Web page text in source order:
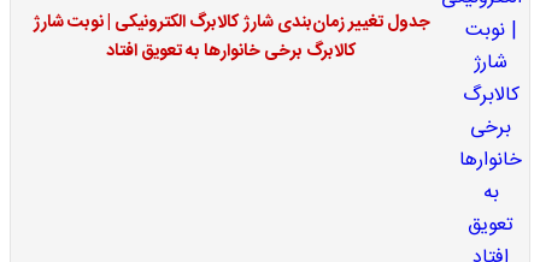
جدول تغییر زمان‌بندی شارژ کالابرگ الکترونیکی | نوبت شارژ
کالابرگ برخی خانوارها به تعویق افتاد